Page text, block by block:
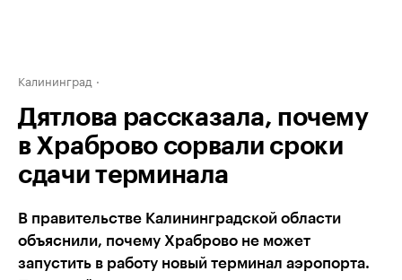
Калининград
Дятлова рассказала, почему
в Храброво сорвали сроки
сдачи терминала
В правительстве Калининградской области
объяснили, почему Храброво не может
запустить в работу новый терминал аэропорта.